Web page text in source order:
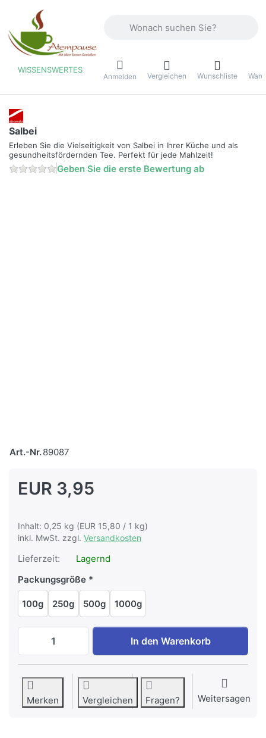
WISSENSWERTES
Anmelden Vergleichen Wunschliste
Salbei
Erleben Sie die Vielseitigkeit von Salbei in Ihrer Küche und als
gesundheitsfördernden Tee. Perfekt für jede Mahlzeit!
Geben Sie die erste Bewertung ab
Art.-Nr.89087
EUR 3,95
Inhalt: 0,25 kg (EUR 15,80 / 1 kg)
inkl. MwSt. zzgl. Versandkosten
Lieferzeit:
Lagernd
Packungsgröße
100g 250g 500g 1000g
Salbei zu EUR 3,95, Menge 1.
In den Warenkorb
Merken Vergleichen Fragen? Weitersagen